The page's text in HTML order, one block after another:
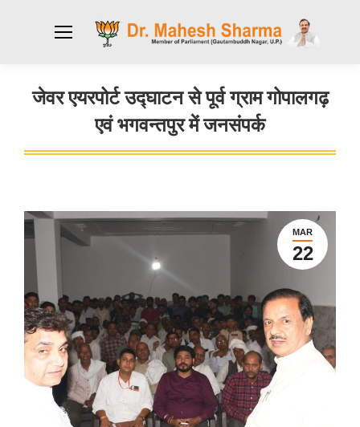
जेवर एयरपोर्ट उद्घाटन से पूर्व ग्राम गोपालगढ़
एवं भगवन्तपुर में जनसंपर्क
You are here:
MAR
22